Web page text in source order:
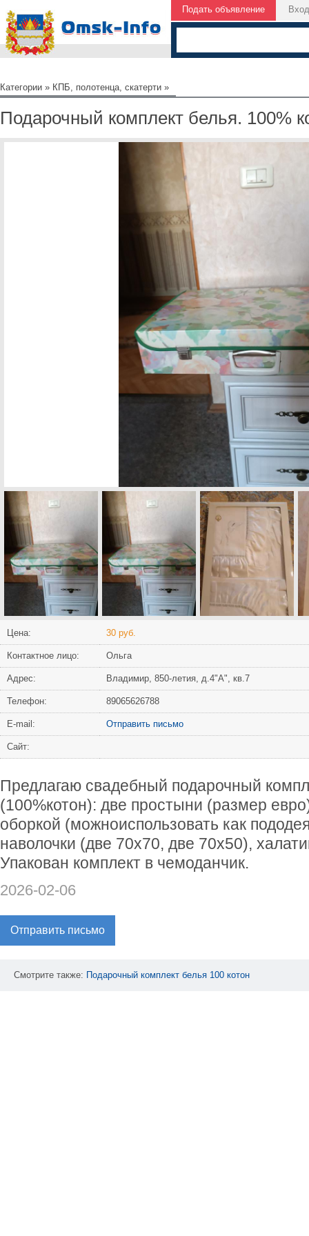
Подать объявление Вход
Категории » КПБ, полотенца, скатерти »
Подарочный комплект белья. 100%
Цена: 30 руб.
Контактное лицо: Ольга
Адрес: Владимир, 850-летия, д.4"А", кв.7
Телефон: 89065626788
Е-mail: Отправить письмо
Сайт:
Предлагаю свадебный подарочный
(100%котон): две простыни (размер
оборкой (можноиспользовать как
наволочки (две 70х70, две 70х50),
Упакован комплект в чемоданчик.
2026-02-06
Отправить письмо
Смотрите также: Подарочный комплект белья 100 котон